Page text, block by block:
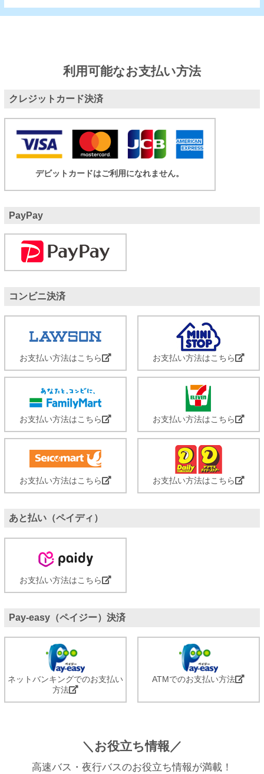
利用可能なお支払い方法
クレジットカード決済
デビットカードはご利用になれません。
PayPay
コンビニ決済
お支払い方法はこちら お支払い方法はこちら
お支払い方法はこちら お支払い方法はこちら
お支払い方法はこちら お支払い方法はこちら
あと払い（ペイディ）
お支払い方法はこちら
Pay-easy（ペイジー）決済
ネットバンキングでのお支払い
方法
ATMでのお支払い方法
＼お役立ち情報／
高速バス・夜行バスのお役立ち情報が満載！